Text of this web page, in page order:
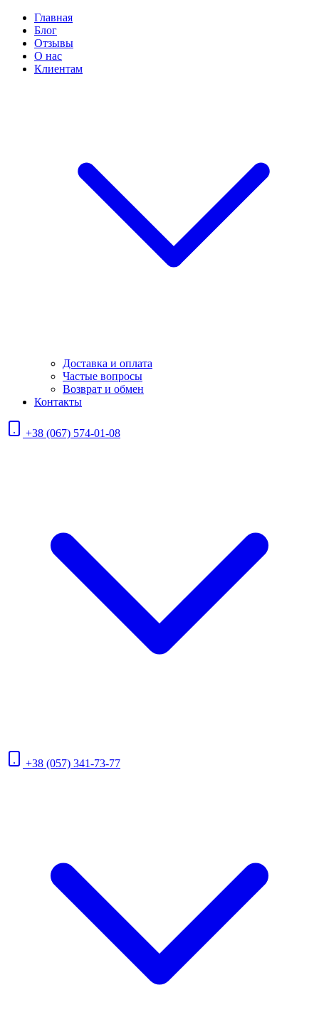
Главная
Блог
Отзывы
О нас
Клиентам
Доставка и оплата
Частые вопросы
Возврат и обмен
Контакты
+38 (067) 574-01-08
+38 (057) 341-73-77